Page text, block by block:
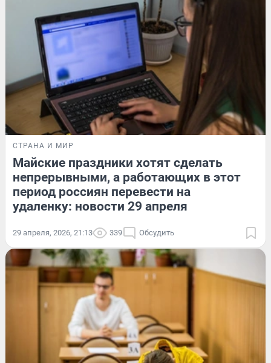
СТРАНА И МИР
Майские праздники хотят сделать
непрерывными, а работающих в этот
период россиян перевести на
удаленку: новости 29 апреля
29 апреля, 2026, 21:13 339 Обсудить